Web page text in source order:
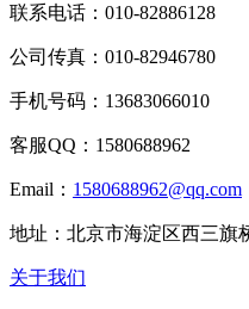
联系电话： 010-82886128
公司传真： 010-82946780
手机号码： 13683066010
客服QQ： 1580688962
Email： 1580688962@qq.com
地址： 北京市海淀区西三旗
关于我们